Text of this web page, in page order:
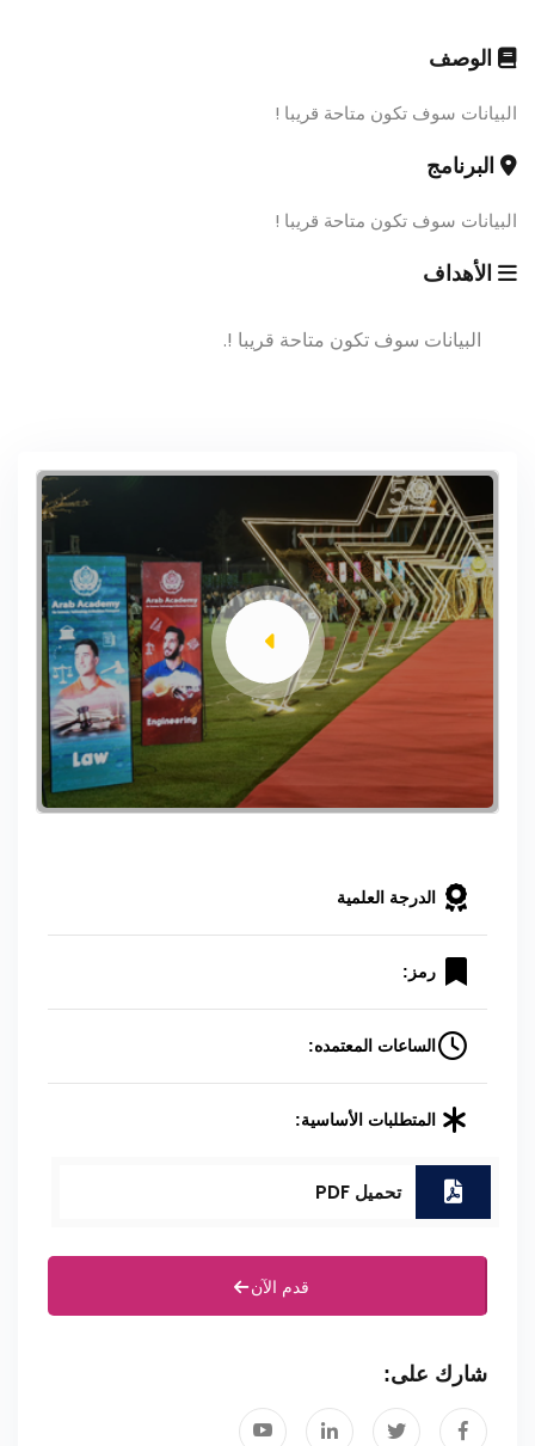
الوصف
البيانات سوف تكون متاحة قريبا !
البرنامج
البيانات سوف تكون متاحة قريبا !
الأهداف
البيانات سوف تكون متاحة قريبا !.
الدرجة العلمية
رمز:
الساعات المعتمده:
المتطلبات الأساسية:
تحميل PDF
قدم الآن
شارك على: